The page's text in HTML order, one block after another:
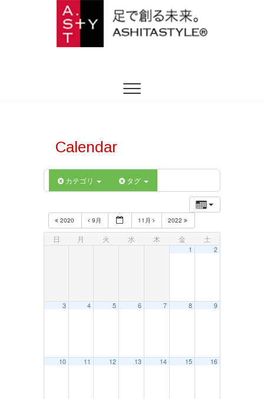
Calendar
カテゴリ タグ
2020 9月 11月 2022
日 月 火 水 木 金 土
1 2
3 4 5 6 7 8 9
10 11 12 13 14 15 16